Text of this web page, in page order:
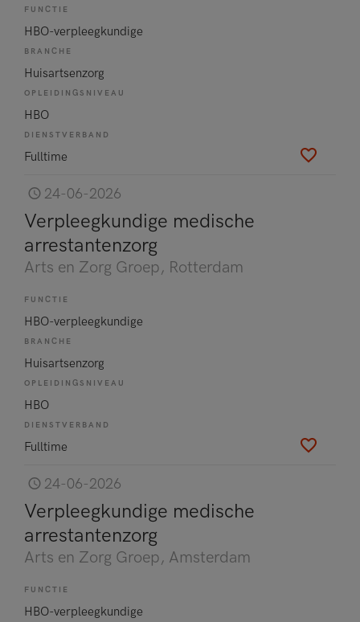
FUNCTIE
HBO-verpleegkundige
BRANCHE
Huisartsenzorg
OPLEIDINGSNIVEAU
HBO
DIENSTVERBAND
Fulltime
24-06-2026
Verpleegkundige medische
arrestantenzorg
Arts en Zorg Groep, Rotterdam
FUNCTIE
HBO-verpleegkundige
BRANCHE
Huisartsenzorg
OPLEIDINGSNIVEAU
HBO
DIENSTVERBAND
Fulltime
24-06-2026
Verpleegkundige medische
arrestantenzorg
Arts en Zorg Groep, Amsterdam
FUNCTIE
HBO-verpleegkundige